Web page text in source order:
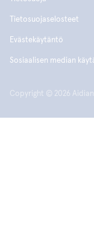
Copyright © 2026 Aidian
Tietosuojaselosteet
Evästekäytäntö
Sosiaalisen median